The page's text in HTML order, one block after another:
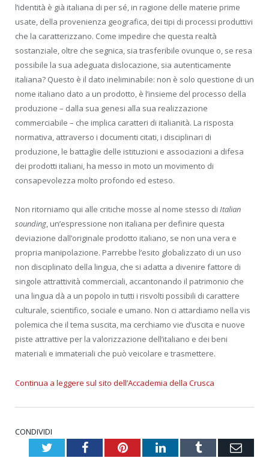
l’identità è già italiana di per sé, in ragione delle materie prime
usate, della provenienza geografica, dei tipi di processi produttivi
che la caratterizzano. Come impedire che questa realtà
sostanziale, oltre che segnica, sia trasferibile ovunque o, se resa
possibile la sua adeguata dislocazione, sia autenticamente
italiana? Questo è il dato ineliminabile: non è solo questione di un
nome italiano dato a un prodotto, è l’insieme del processo della
produzione – dalla sua genesi alla sua realizzazione
commerciabile – che implica caratteri di italianità. La risposta
normativa, attraverso i documenti citati, i disciplinari di
produzione, le battaglie delle istituzioni e associazioni a difesa
dei prodotti italiani, ha messo in moto un movimento di
consapevolezza molto profondo ed esteso.
Non ritorniamo qui alle critiche mosse al nome stesso di Italian
sounding, un’espressione non italiana per definire questa
deviazione dall’originale prodotto italiano, se non una vera e
propria manipolazione. Parrebbe l’esito globalizzato di un uso
non disciplinato della lingua, che si adatta a divenire fattore di
singole attrattività commerciali, accantonando il patrimonio che
una lingua dà a un popolo in tutti i risvolti possibili di carattere
culturale, scientifico, sociale e umano. Non ci attardiamo nella vis
polemica che il tema suscita, ma cerchiamo vie d’uscita e nuove
piste attrattive per la valorizzazione dell’italiano e dei beni
materiali e immateriali che può veicolare e trasmettere.
Continua a leggere sul sito dell’Accademia della Crusca
CONDIVIDI
TwitterFacebookPinterestLinkedInTumblr